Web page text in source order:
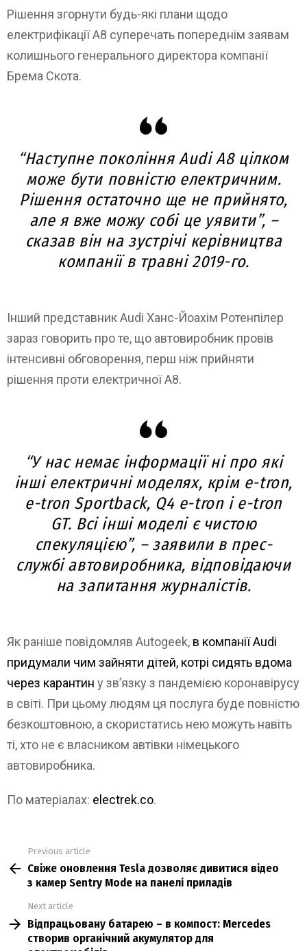
Рішення згорнути будь-які плани щодо
електрифікації A8 суперечать попереднім заявам
колишнього генерального директора компанії
Брема Скота.
“Наступне покоління Audi A8 цілком
може бути повністю електричним.
Рішення остаточно ще не прийнято,
але я вже можу собі це уявити”, –
сказав він на зустрічі керівництва
компанії в травні 2019-го.
Інший представник Audi Ханс-Йоахім Ротенпілер
зараз говорить про те, що автовиробник провів
інтенсивні обговорення, перш ніж прийняти
рішення проти електричної A8.
“У нас немає інформації ні про які
інші електричні моделях, крім e-tron,
e-tron Sportback, Q4 e-tron і e-tron
GT. Всі інші моделі є чистою
спекуляцією”, – заявили в прес-
службі автовиробника, відповідаючи
на запитання журналістів.
Як раніше повідомляв Autogeek, в компанії Audi
придумали чим зайняти дітей, котрі сидять вдома
через карантин у зв’язку з пандемією коронавірусу
в світі. При цьому людям ця послуга буде повністю
безкоштовною, а скористатись нею можуть навіть
ті, хто не є власником автівки німецького
автовиробника.
По матеріалах: electrek.co.
more
Previous article
Свіже оновлення Tesla дозволяє дивитися відео
з камер Sentry Mode на панелі приладів
Next article
Відпрацьовану батарею – в компост: Mercedes
створив органічний акумулятор для